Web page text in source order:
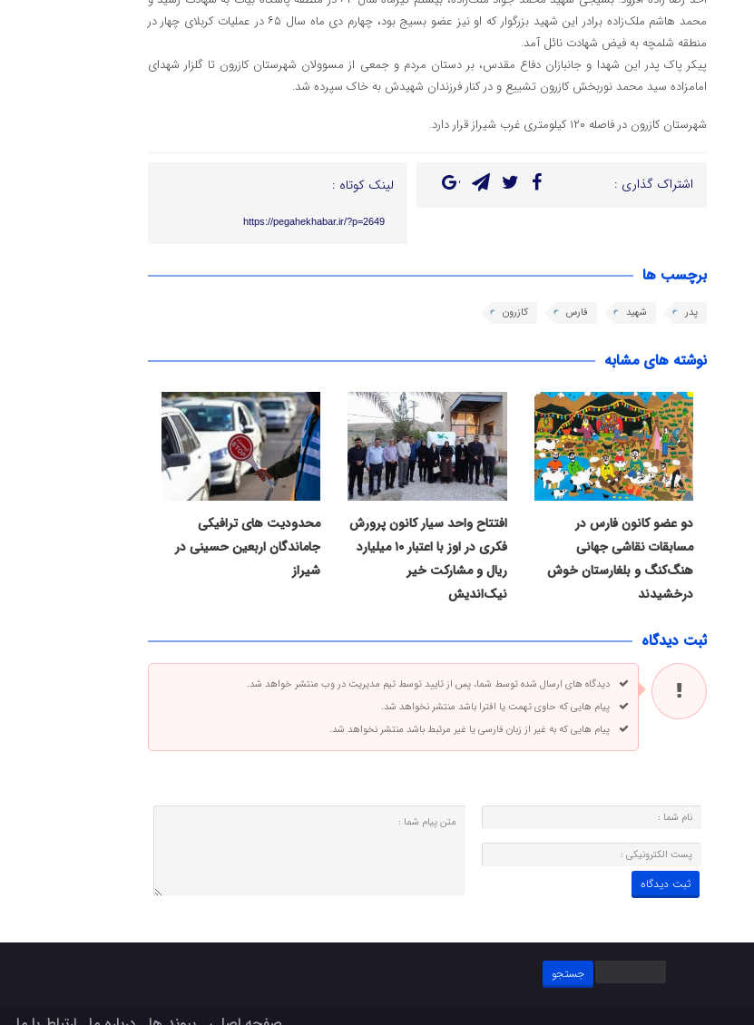
محمد هاشم ملک‌زاده برادر این شهید بزرگوار که او نیز عضو بسیج بود، چهارم دی ماه سال ۶۵ در عملیات کربلای چهار در
منطقه شلمچه به فیض شهادت نائل آمد.
پیکر پاک پدر این شهدا و جانبازان دفاع مقدس، بر دستان مردم و جمعی از مسوولان شهرستان کازرون تا گلزار شهدای
امامزاده سید محمد نوربخش کازرون تشییع و در کنار فرزندان شهیدش به خاک سپرده شد.
شهرستان کازرون در فاصله ۱۲۰ کیلومتری غرب شیراز قرار دارد.
اشتراک گذاری : لینک کوتاه :
https://pegahekhabar.ir/?p=2649
برچسب ها
پدر شهید فارس کازرون
نوشته های مشابه
دو عضو کانون فارس در
مسابقات نقاشی جهانی
هنگ‌کنگ و بلغارستان خوش
درخشیدند
افتتاح واحد سیار کانون پرورش
فکری در اوز با اعتبار ۱۰ میلیارد
ریال و مشارکت خیر
نیک‌اندیش
محدودیت های ترافیکی
جاماندگان اربعین حسینی در
شیراز
ثبت دیدگاه
دیدگاه های ارسال شده توسط شما، پس از تایید توسط تیم مدیریت در وب منتشر خواهد شد.
پیام هایی که حاوی تهمت یا افترا باشد منتشر نخواهد شد.
پیام هایی که به غیر از زبان فارسی یا غیر مرتبط باشد منتشر نخواهد شد.
جستجو
برای: